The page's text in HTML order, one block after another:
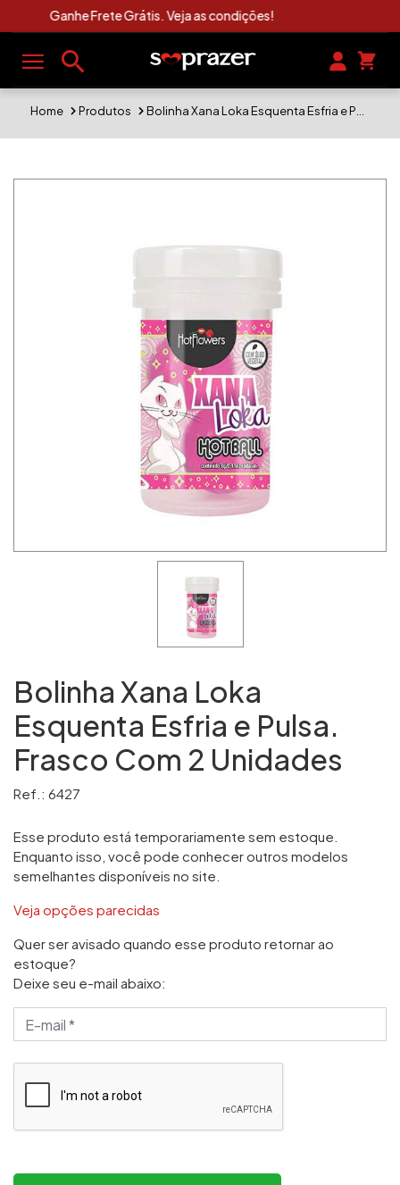
Clique Aqui e Veja As Novidades Sexshop
Home Produtos
Bolinha Xana Loka
Esquenta Esfria e Pulsa.
Frasco Com 2 Unidades
Ref.: 6427
Esse produto está temporariamente sem estoque.
Enquanto isso, você pode conhecer outros modelos
semelhantes disponíveis no site.
Veja opções parecidas
Quer ser avisado quando esse produto retornar ao
estoque?
Deixe seu e-mail abaixo: